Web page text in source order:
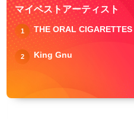
マイベストアーティスト
1 THE ORAL CIGARETTES
2 King Gnu